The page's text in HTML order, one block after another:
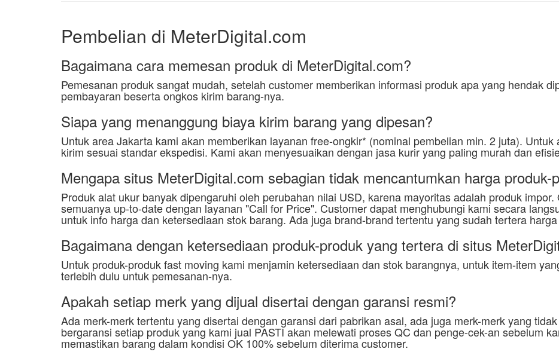
Pembelian di MeterDigital.com
Bagaimana cara memesan produk di MeterDigital.com?
Pemesanan produk sangat mudah, setelah customer memberikan informasi produk apa yang hendak
pembayaran beserta ongkos kirim barang-nya.
Siapa yang menanggung biaya kirim barang yang dipesan?
Untuk area Jakarta kami akan memberikan layanan free-ongkir* (nominal pembelian min. 2 juta).
kirim sesuai standar ekspedisi. Kami akan menyesuaikan dengan jasa kurir yang paling murah dan
Mengapa situs MeterDigital.com sebagian tidak mencantumkan harga produk-
Produk alat ukur banyak dipengaruhi oleh perubahan nilai USD, karena mayoritas adalah produk
semuanya up-to-date dengan layanan "Call for Price". Customer dapat menghubungi kami secara
untuk info harga dan ketersediaan stok barang. Ada juga brand-brand tertentu yang sudah tertera
Bagaimana dengan ketersediaan produk-produk yang tertera di situs
Untuk produk-produk fast moving kami menjamin ketersediaan dan stok barangnya, untuk item-item
terlebih dulu untuk pemesanan-nya.
Apakah setiap merk yang dijual disertai dengan garansi resmi?
Ada merk-merk tertentu yang disertai dengan garansi dari pabrikan asal, ada juga merk-merk yang
bergaransi setiap produk yang kami jual PASTI akan melewati proses QC dan penge-cek-an sebelum
memastikan barang dalam kondisi OK 100% sebelum diterima customer.